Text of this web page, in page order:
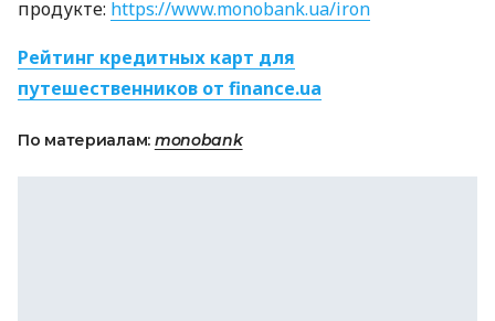
продукте: https://www.monobank.ua/iron
Рейтинг кредитных карт для
путешественников от finance.ua
По материалам: monobank